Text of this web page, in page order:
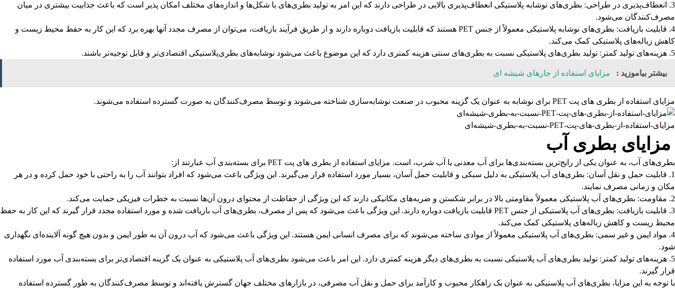
انعطاف‌پذیری در طراحی: بطری‌های نوشابه پلاستیکی انعطاف‌پذیری بالایی در طراحی دارند که این امر به تولید بطری‌های با شکل‌ها و اندازه‌های مختلف امکان پذیر است که باعث جذابیت بیشتری در میان
مصرف‌کنندگان می‌شود.
قابلیت بازیافت: بطری‌های نوشابه پلاستیکی معمولاً از جنس PET هستند که قابلیت بازیافت دوباره دارند و از طریق فرآیند بازیافت، می‌توان از مصرف مجدد آنها بهره برد که این کار به حفظ محیط زیست و
کاهش زباله‌های پلاستیکی کمک می‌کند.
هزینه‌های تولید کمتر: تولید بطری‌های پلاستیکی نسبت به بطری‌های سنتی هزینه کمتری دارد که این موضوع باعث می‌شود نوشابه‌های بطری‌پلاستیکی اقتصادی‌تر و قابل توجیه‌تر باشند.
بیشتر بیاموزید : مزایای استفاده از جارهای شیشه ای
مزایای استفاده از بطری های پت PET برای نوشابه به عنوان یک گزینه محبوب در صنعت نوشابه‌سازی شناخته می‌شوند و توسط مصرف‌کنندگان به صورت گسترده استفاده می‌شوند.
مزایای-استفاده-از-بطری-های-پت-PET-نسبت-به-بطری-شیشه‌ای
مزایای بطری آب
بطری‌های آب، به عنوان یکی از رایج‌ترین بسته‌بندی‌ها برای آب معدنی یا آب شرب، است. مزایای استفاده از بطری های پت PET برای بسته‌بندی آب عبارتند از:
قابلیت حمل و نقل آسان: بطری‌های آب پلاستیکی به دلیل سبکی و قابلیت حمل آسان، بسیار مورد استفاده قرار می‌گیرند. این ویژگی باعث می‌شود که افراد بتوانند آب را به راحتی با خود حمل کرده و در هر
مکان و زمانی مصرف نمایند.
مقاومت: بطری‌های آب پلاستیکی معمولاً مقاومتی بالا در برابر شکستن و ضربه‌های مکانیکی دارند که این ویژگی از حفاظت از محتوای درون آن‌ها نسبت به خطرات فیزیکی حمایت می‌کند.
قابلیت بازیافت: بطری‌های آب پلاستیکی از جنس PET قابلیت بازیافت دوباره دارند. این ویژگی باعث می‌شود که پس از مصرف، بطری‌های آب بازیافت شده و مورد استفاده مجدد قرار گیرند که این کار به حفظ
محیط زیست و کاهش زباله‌های پلاستیکی کمک می‌کند.
مواد ایمن و غیر سمی: بطری‌های آب پلاستیکی معمولاً از موادی ساخته می‌شوند که برای مصرف انسانی ایمن هستند. این ویژگی باعث می‌شود که آب درون آن به طور ایمن و بدون هیچ گونه آلاینده‌ای نگهداری
شود.
هزینه‌های تولید کمتر: تولید بطری‌های آب پلاستیکی نسبت به بطری‌های دیگر هزینه کمتری دارد. این امر باعث می‌شود بطری‌های آب پلاستیکی به عنوان یک گزینه اقتصادی‌تر برای بسته‌بندی آب مورد استفاده
قرار گیرند.
با توجه به این مزایا، بطری‌های آب پلاستیکی به عنوان یک راهکار محبوب و کارآمد برای حمل و نقل آب مصرفی، در بازارهای مختلف جهان گسترش یافته‌اند و توسط مصرف‌کنندگان به طور گسترده استفاده